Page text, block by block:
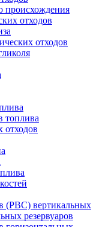
происхождения
отходов
отходов
топлива
отходов
(РВС) вертикальных
резервуаров